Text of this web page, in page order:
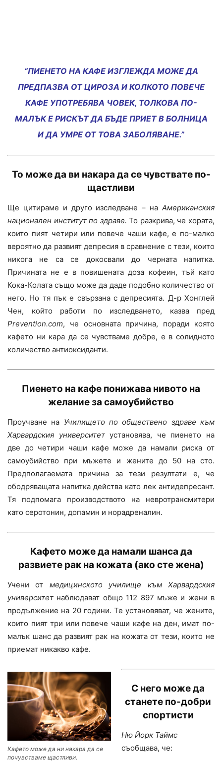
“ПИЕНЕТО НА КАФЕ ИЗГЛЕЖДА МОЖЕ ДА
ПРЕДПАЗВА ОТ ЦИРОЗА И КОЛКОТО ПОВЕЧЕ
КАФЕ УПОТРЕБЯВА ЧОВЕК, ТОЛКОВА ПО-
МАЛЪК Е РИСКЪТ ДА БЪДЕ ПРИЕТ В БОЛНИЦА
И ДА УМРЕ ОТ ТОВА ЗАБОЛЯВАНЕ.”
То може да ви накара да се чувствате по-
щастливи
Ще цитираме и друго изследване – на Американския
национален институт по здраве.То разкрива, че хората,
които пият четири или повече чаши кафе, е по-малко
вероятно да развият депресия в сравнение с тези, които
никога не са се докосвали до черната напитка.
Причината не е в повишената доза кофеин, тъй като
Кока-Колата също може да даде подобно количество от
него. Но тя пък е свързана с депресията. Д-р Хонглей
Чен, който работи по изследването, казва пред
Prevention.com, че основната причина, поради която
кафето ни кара да се чувстваме добре, е в солидното
количество антиоксиданти.
Пиенето на кафе понижава нивото на
желание за самоубийство
Проучване на Училището по обществено здраве към
Харвардския университетустановява, че пиенето на
две до четири чаши кафе може да намали риска от
самоубийство при мъжете и жените до 50 на сто.
Предполагаемата причина за тези резултати е, че
ободряващата напитка действа като лек антидепресант.
Тя подпомага производството на невротрансмитери
като серотонин, допамин и норадреналин.
Кафето може да намали шанса да
развиете рак на кожата (ако сте жена)
Учени от медицинското училище към Харвардския
университет наблюдават общо 112 897 мъже и жени в
продължение на 20 години. Те установяват, че жените,
които пият три или повече чаши кафе на ден, имат по-
малък шанс да развият рак на кожата от тези, които не
приемат никакво кафе.
Кафето може да ни накара да се
почувстваме щастливи.
С него може да
станете по-добри
спортисти
Ню Йорк Таймс
съобщава, че: